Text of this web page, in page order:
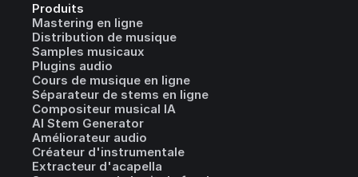
Produits
Mastering en ligne
Distribution de musique
Samples musicaux
Plugins audio
Cours de musique en ligne
Séparateur de stems en ligne
Compositeur musical IA
AI Stem Generator
Améliorateur audio
Créateur d'instrumentale
Extracteur d'acapella